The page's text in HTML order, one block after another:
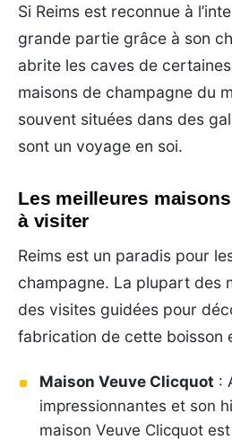
Si Reims est reconnue à
grande partie grâce à son
abrite les caves de
maisons de champagne du
souvent situées dans des
sont un voyage en soi.
Les meilleures
à visiter
Reims est un paradis pour
champagne. La plupart des
des visites guidées pour
fabrication de cette boisson
Maison Veuve Clicquot :
impressionnantes et son
maison Veuve Clicquot